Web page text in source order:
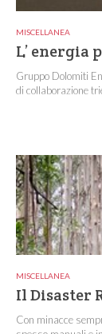
MISCELLANEA
L’
Gruppo Dolomiti
di collaborazione
MISCELLANEA
Il Disaster
Con minacce